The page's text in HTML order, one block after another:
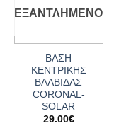
ΕΞΑΝΤΛΗΜΈΝΟ
ΒΑΣΗ
ΚΕΝΤΡΙΚΗΣ
ΒΑΛΒΙΔΑΣ
CORONAL-
SOLAR
29.00€